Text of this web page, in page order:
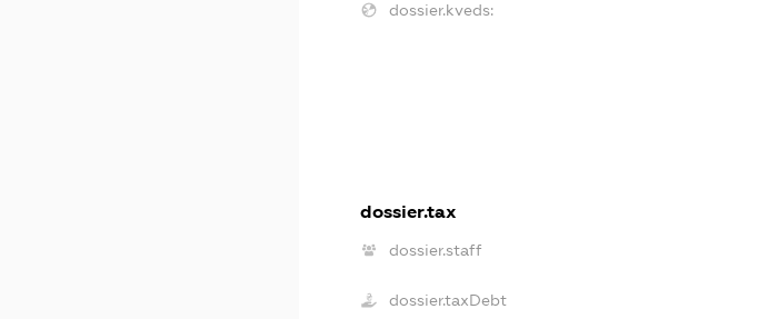
dossier.kveds:
dossier.tax
dossier.staff
dossier.taxDebt